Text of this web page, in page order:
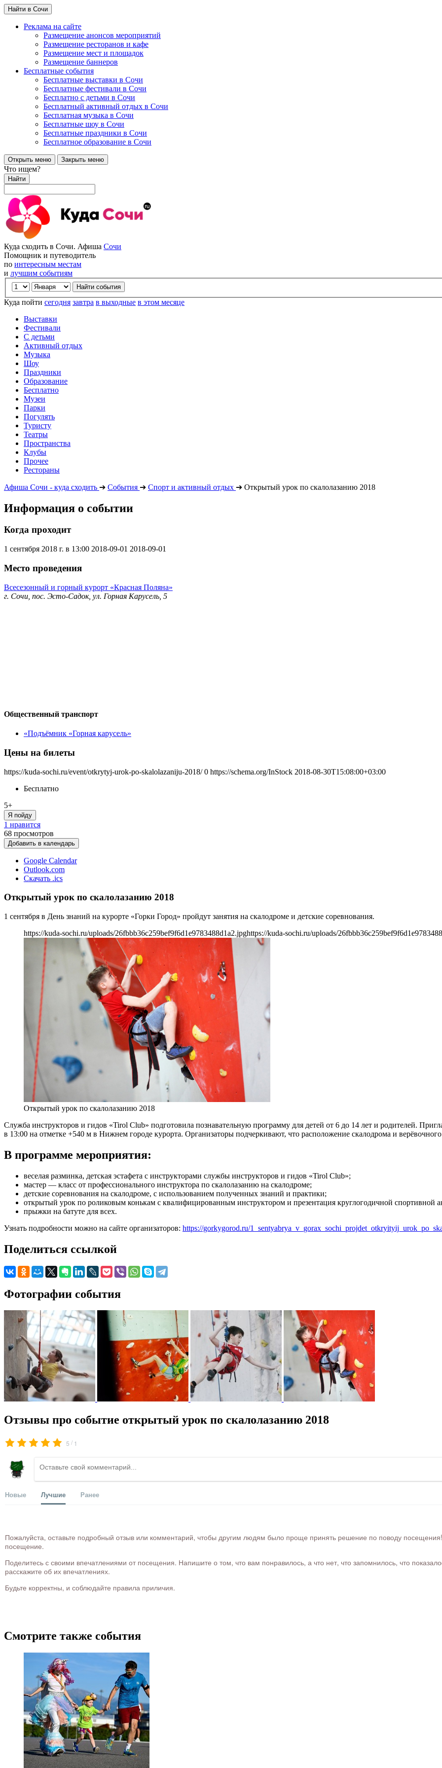
Найти в Сочи
Реклама на сайте
Размещение анонсов мероприятий
Размещение ресторанов и кафе
Размещение мест и площадок
Размещение баннеров
Бесплатные события
Бесплатные выставки в Сочи
Бесплатные фестивали в Сочи
Бесплатно с детьми в Сочи
Бесплатный активный отдых в Сочи
Бесплатная музыка в Сочи
Бесплатные шоу в Сочи
Бесплатные праздники в Сочи
Бесплатное образование в Сочи
Открыть меню Закрыть меню
Что ищем?
Найти
Куда сходить в Сочи. Афиша Сочи
Помощник и путеводитель
по интересным местам
и лучшим событиям
Куда пойти сегодня завтра в выходные в этом месяце
Выставки
Фестивали
С детьми
Активный отдых
Музыка
Шоу
Праздники
Образование
Бесплатно
Музеи
Парки
Погулять
Туристу
Театры
Пространства
Клубы
Прочее
Рестораны
Афиша Сочи - куда сходить ➔ События ➔ Спорт и активный отдых ➔ Открытый урок по скалолазанию 2018
Информация о событии
Когда проходит
1 сентября 2018 г. в 13:00 2018-09-01 2018-09-01
Место проведения
Всесезонный и горный курорт «Красная Поляна»
г. Сочи, пос. Эсто-Садок, ул. Горная Карусель, 5
Общественный транспорт
«Подъёмник «Горная карусель»
Цены на билеты
https://kuda-sochi.ru/event/otkrytyj-urok-po-skalolazaniju-2018/ 0 https://schema.org/InStock 2018-08-30T15:08:00+03:00
Бесплатно
5+
Я пойду
1 нравится
68 просмотров
Добавить в календарь
Google Calendar
Outlook.com
Скачать .ics
Открытый урок по скалолазанию 2018
1 сентября в День знаний на курорте «Горки Город» пройдут занятия на скалодроме и детские соревнования.
https://kuda-sochi.ru/uploads/26fbbb36c259bef9f6d1e9783488d1a2.jpghttps://kuda-sochi.ru/uploads/
Открытый урок по скалолазанию 2018
Служба инструкторов и гидов «Tirol Club» подготовила познавательную программу для детей от 6 до 14 лет и родителей.
в 13:00 на отметке +540 м в Нижнем городе курорта. Организаторы подчеркивают, что расположение скалодрома и
В программе мероприятия:
веселая разминка, детская эстафета с инструкторами службы инструкторов и гидов «Tirol Club»;
мастер — класс от профессионального инструктора по скалолазанию на скалодроме;
детские соревнования на скалодроме, с использованием полученных знаний и практики;
открытый урок по роликовым конькам с квалифицированным инструктором и презентация круглогодичной спортивной
прыжки на батуте для всех.
Узнать подробности можно на сайте организаторов: https://gorkygorod.ru/
Поделиться ссылкой
Фотографии события
Отзывы про событие открытый урок по скалолазанию 2018
5 / 1
Новые Лучшие Ранее
Пожалуйста, оставьте подробный отзыв или комментарий, чтобы другим людям было проще принять решение по поводу посещения!
посещение.
Поделитесь с своими впечатлениями от посещения. Напишите о том, что вам понравилось, а что нет, что запомнилось, что
расскажите об их впечатлениях.
Будьте корректны, и соблюдайте правила приличия.
Смотрите также события